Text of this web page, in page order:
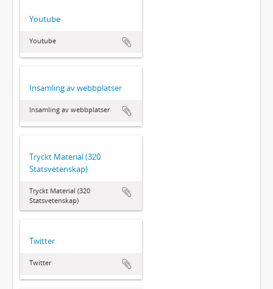
Youtube
Youtube
Insamling av webbplatser
Insamling av webbplatser
Tryckt Material (320
Statsvetenskap)
Tryckt Material (320
Statsvetenskap)
Twitter
Twitter